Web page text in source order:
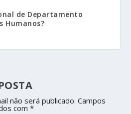
de Departamento
Humanos?
não será publicado. Campos
com*